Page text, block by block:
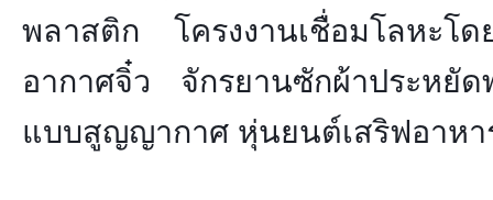
พลาสติก โครงงานเชื่อมโลหะโด
อากาศจิ๋ว จักรยานซักผ้าประหยั
แบบสูญญากาศ หุ่นยนต์เสริฟอาหา